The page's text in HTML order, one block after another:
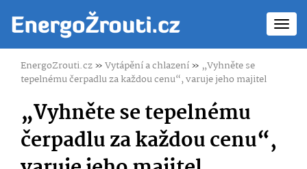
EnergoZrouti.cz»Vytápění a chlazení» „Vyhněte se
tepelnému čerpadlu za každou cenu“, varuje jeho majitel
„Vyhněte se tepelnému
čerpadlu za každou cenu“,